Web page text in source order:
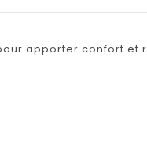
apporter confort et